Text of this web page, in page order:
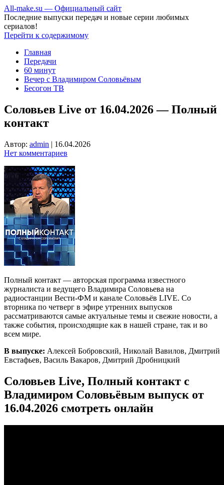
All-make.su — Официальный сайт
Последние выпуски передач и новые серии любимых
сериалов!
Перейти к содержимому
Главная
Передачи
60 минут
Вечер с Владимиром Соловьёвым
Бесогон ТВ
Соловьев Live от 16.04.2026 — Полный
контакт
Автор: admin | 16.04.2026
Нет комментариев
Полный контакт — авторская программа известного
журналиста и ведущего Владимира Соловьева на
радиостанции Вести-ФМ и канале Соловьёв LIVE. Со
вторника по четверг в эфире утренних выпусков
рассматриваются самые актуальные темы и свежие новости, а
также события, происходящие как в нашей стране, так и во
всем мире.
В выпуске: Алексей Бобровский, Николай Вавилов, Дмитрий
Евстафьев, Василь Вакаров, Дмитрий Дробницкий
Соловьев Live, Полный контакт с
Владимиром Соловьёвым выпуск от
16.04.2026 смотреть онлайн